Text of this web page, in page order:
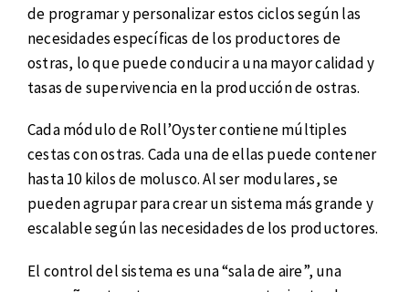
de programar y personalizar estos ciclos según las
necesidades específicas de los productores de
ostras, lo que puede conducir a una mayor calidad y
tasas de supervivencia en la producción de ostras.
Cada módulo de Roll’Oyster contiene múltiples
cestas con ostras. Cada una de ellas puede contener
hasta 10 kilos de molusco. Al ser modulares, se
pueden agrupar para crear un sistema más grande y
escalable según las necesidades de los productores.
El control del sistema es una “sala de aire”, una